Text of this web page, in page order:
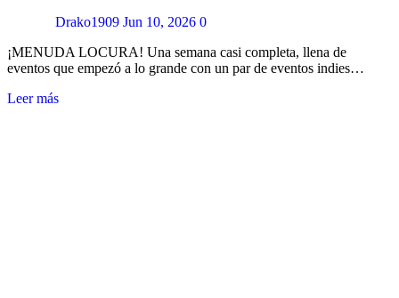
Drako1909 Jun 10, 2026 0
¡MENUDA LOCURA! Una semana casi completa, llena de
eventos que empezó a lo grande con un par de eventos indies…
Leer más